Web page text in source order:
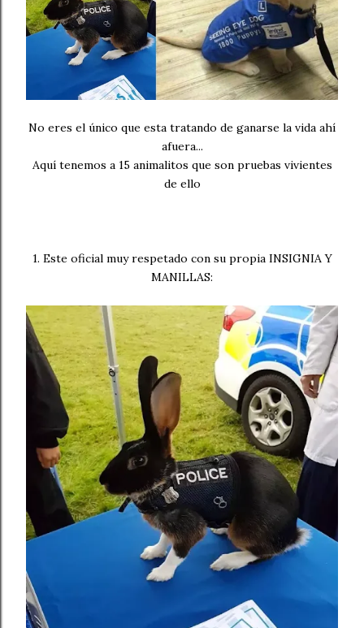
No eres el único que esta tratando de ganarse la vida ahí
afuera...
Aquí tenemos a 15 animalitos que son pruebas vivientes
de ello
1. Este oficial muy respetado con su propia INSIGNIA Y
MANILLAS: